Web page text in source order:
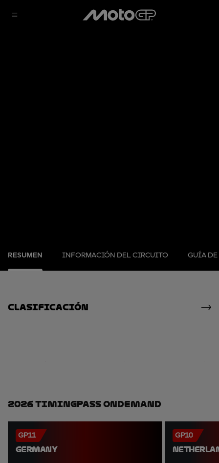
RESUMEN INFORMACIÓN DEL CIRCUITO GUÍA
clasificación
2026 TimingPass OnDemand
GP11
GERMANY
GP10